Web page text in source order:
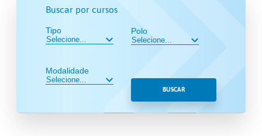
Buscar por cursos
Tipo
Modalidade
Polo
BUSCAR